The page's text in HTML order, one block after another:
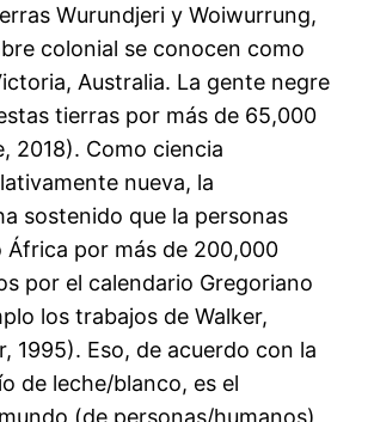
Wurundjeri y Woiwurrung,
colonial se conocen como
Australia. La gente negre
tierras por más de 65,000
2018). Como ciencia
nueva, la
sostenido que la personas
África por más de 200,000
por el calendario Gregoriano
los trabajos de Walker,
1995). Eso, de acuerdo con la
de leche/blanco, es el
(de personas/humanos),